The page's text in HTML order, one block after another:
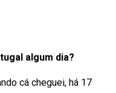
algum dia?
cá cheguei, há 17